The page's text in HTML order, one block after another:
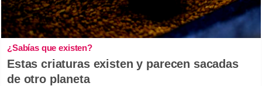
¿Sabías que existen?
Estas criaturas existen y parecen sacadas
de otro planeta